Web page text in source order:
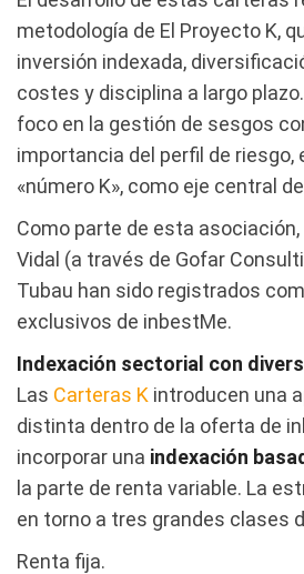
metodología de El Proyecto K,
inversión indexada,
costes y disciplina a largo
foco en la gestión de sesgos
importancia del perfil de riesgo,
«número K», como eje central
Como parte de esta asociación,
Vidal (a través de Gofar
Tubau han sido registrados
exclusivos de inbestMe.
Indexación sectorial con
Las Carteras K introducen una
distinta dentro de la oferta de
incorporar una indexación
la parte de renta variable. La
en torno a tres grandes clases
Renta fija.